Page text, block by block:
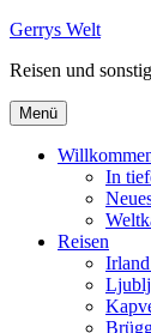
Zum
springen
Gerrys Welt
Reisen und
Menü
In
Reisen